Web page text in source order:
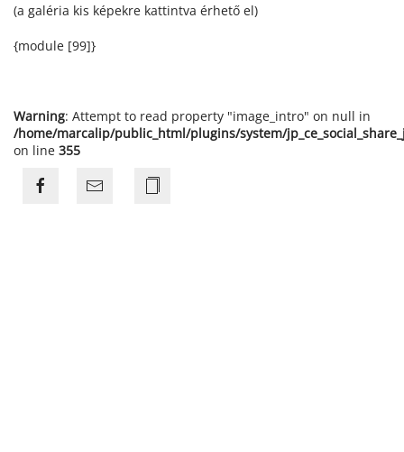
(a galéria kis képekre kattintva érhető el)
{module [99]}
Warning: Attempt to read property "image_intro" on null in
/home/marcalip/public_html/plugins/system/
on line 355